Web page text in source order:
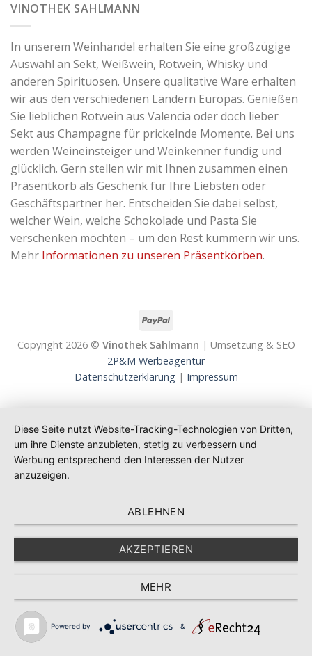
VINOTHEK SAHLMANN
In unserem Weinhandel erhalten Sie eine großzügige
Auswahl an Sekt, Weißwein, Rotwein, Whisky und
anderen Spirituosen. Unsere qualitative Ware erhalten
wir aus den verschiedenen Ländern Europas. Genießen
Sie lieblichen Rotwein aus Valencia oder doch lieber
Sekt aus Champagne für prickelnde Momente. Bei uns
werden Weineinsteiger und Weinkenner fündig und
glücklich. Gern stellen wir mit Ihnen zusammen einen
Präsentkorb als Geschenk für Ihre Liebsten oder
Geschäftspartner her. Entscheiden Sie dabei selbst,
welcher Wein, welche Schokolade und Pasta Sie
verschenken möchten – um den Rest kümmern wir uns.
Mehr Informationen zu unseren Präsentkörben.
Copyright 2026 © Vinothek Sahlmann | Umsetzung & SEO
2P&M Werbeagentur
Datenschutzerklärung | Impressum
Diese Seite nutzt Website-Tracking-Technologien von Dritten,
um ihre Dienste anzubieten, stetig zu verbessern und
Werbung entsprechend den Interessen der Nutzer
anzuzeigen.
ABLEHNEN
AKZEPTIEREN
MEHR
Powered by &